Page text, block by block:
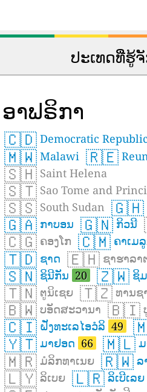
ປະເທດທີ່ຮູ້
ອາຟຣິກາ
🇨🇩 Democratic
🇲🇼 Malawi 🇷🇪
🇸🇭 Saint Helena
🇸🇹 Sao Tome and
🇸🇸 South Sudan 🇬🇭
🇬🇦 ກາບອນ 🇬🇳 ກິວນີ
🇨🇬 ຄອງໂກ 🇨🇲 ຄາເມ
🇹🇩 ຊາດ 🇪🇭 ຊາຮາລາ
🇸🇳 ຊິນີກັນ 20 🇿🇼 ຊິ
🇹🇳 ຕູນິເຊຍ 🇹🇿 ທານຊ
🇧🇼 ບອັດສະວານາ 🇧🇮
🇨🇮 ຝັ່ງທະເລໄອວໍລິ 49
🇾🇹 ມາຢອດ 66 🇲🇱
🇲🇷 ມໍລິກທາເນຍ 🇷🇼 ລ
🇱🇾 ລິເບຍ 🇱🇷 ລິເບີເລຍ